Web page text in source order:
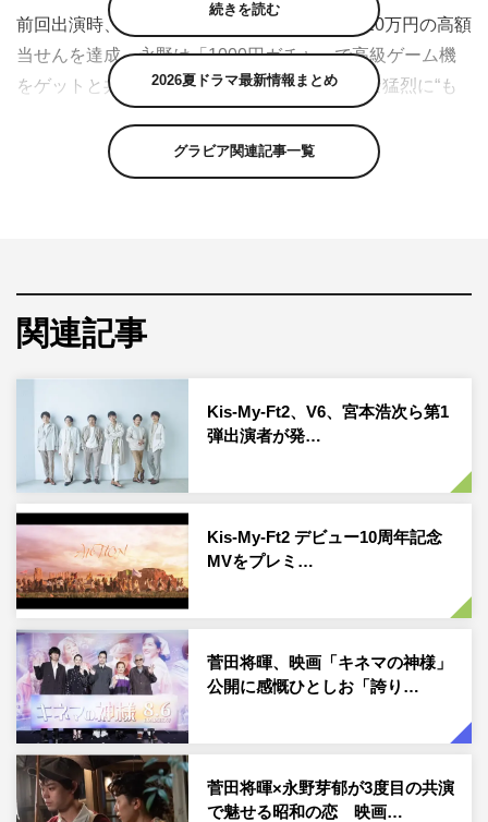
前回出演時、菅田はサマージャンボ宝くじで10万円の高額
当せんを達成、永野は「1000円ガチャ」で高級ゲーム機
をゲットと共に強運ぶりを見せつけた。そんな猛烈に“も
「1000円ガチャ」最新バトルに参戦する。
中継1000円ガチャバトル」を展開する。相手の様子と成
績をリアルタイムで見ることで一層、闘争心に火がついた
菅田と永野が、己の運の限りをその手に注ぎ込みながら、
ガチャを回しまくる。
人生初の1000円ガチャに挑んだ菅田は、一発目から“運”を
味方に付け、数々の芸能人を震えさせてきた1000円ガチ
ャ名物「ビリビリ」に対しても、おいしいリアクションを
連発。いっぽう菅田の様子をリアルタイムで見た永野は涼
しい顔で「私はもうちょっと上を目指したい」と宣言し、
挑発された菅田も思わず「うわっ、ムカつくなー！（苦
笑）」とのけぞり、さらなる本気を見せようと立ち上が
る。
高らかに「勝ちます！」と宣言し、バラエティー的な笑い
もガンガン取りながら、ある種余裕ともいえる姿勢で勝負
に挑む菅田。そんな菅田に「天才だな！」と言わしめる天
然ぶりを発揮しながら、「今回も高級ゲーム機を当てて、
続きを読む
2026夏ドラマ最新情報まとめ
グラビア関連記事一覧
関連記事
Kis-My-Ft2、V6、宮本浩次ら第1
弾出演者が発…
Kis-My-Ft2 デビュー10周年記念
MVをプレミ…
菅田将暉、映画「キネマの神様」
公開に感慨ひとしお「誇り…
菅田将暉×永野芽郁が3度目の共演
で魅せる昭和の恋 映画…